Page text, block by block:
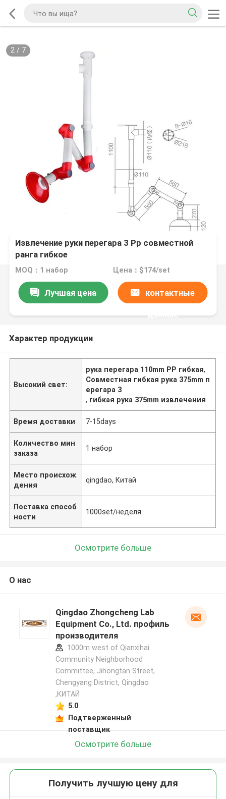
2/ 7
Извлечение руки перегара 3 Pp совместной
ранга гибкое
MOQ：1 набор Цена：$174/set
Лучшая цена контактные
данные
Характер продукции
Высокий свет:
рука перегара 110mm PP гибкая,
Совместная гибкая рука 375mm п
ерегара 3
, гибкая рука 375mm извлечения
Время доставки 7-15days
Количество мин
заказа
1 набор
Место происхож
дения
qingdao, Китай
Поставка способ
ности
1000set/неделя
Осмотрите больше
О нас
Qingdao Zhongcheng Lab
Equipment Co., Ltd. профиль
производителя
1000m west of Qianxihai
Community Neighborhood
Committee, Jihongtan Street,
Chengyang District, Qingdao
,КИТАЙ
5.0
Подтверженный
поставщик
Осмотрите больше
Получить лучшую цену для